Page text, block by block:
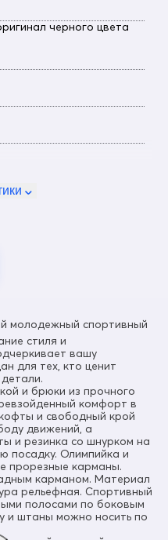
черного цвета
Экологичные материалы;
молодежный спортивный
стиля и
вашу
для тех, кто ценит
и брюки из прочного
комфорт в
и свободный крой
движений, а
и резинка со шнурком на
посадку. Олимпийка и
прорезные карманы.
карманом. Материал
рельефная. Спортивный
полосами по боковым
и штаны можно носить по